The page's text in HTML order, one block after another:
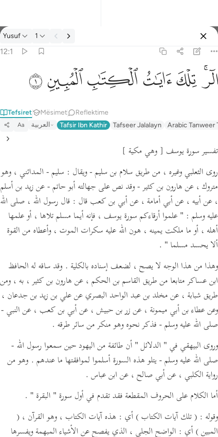
Tefsir: Yusuf 12:1
Yusuf 1
12:1
الر تلك ايات الكتاب المبين ١
الٓر ۚ تِلْكَ ءَايَـٰتُ ٱلْكِتَـٰبِ ٱلْمُبِينِ ١
ﲒﲓﲔﲕﲖﲗﲘ
Tefsiret Mësimet Reflektime
Aa العربية Tafsir Ibn Kathir Tafseer Jalalayn Arabic Tanweer
تفسير سورة يوسف [ وهي مكية ]
روى الثعلبي وغيره ، من طريق سلام بن سليم -ويقال : سليم - المدائني ، وهو
متروك ، عن هارون بن كثير - وقد نص على جهالته أبو حاتم - عن زيد بن أسلم
، عن أبيه ، عن أبي أمامة ، عن أبي بن كعب قال : قال رسول الله ، صلى الله
عليه وسلم : " علموا أرقاءكم سورة يوسف ، فإنه أيما مسلم تلاها ، أو علمها
أهله ، أو ما ملكت يمينه ، هون الله عليه سكرات الموت ، وأعطاه من القوة
ألا يحسد مسلما " .
وهذا من هذا الوجه لا يصح ، لضعف إسناده بالكلية . وقد ساقه له الحافظ
ابن عساكر متابعا من طريق القاسم بن الحكم ، عن هارون بن كثير ، به ، ومن
طريق شبابة ، عن مخلد بن عبد الواحد البصري عن علي بن زيد بن جدعان ،
وعن عطاء بن أبي ميمونة ، عن زر بن حبيش ، عن أبي بن كعب ، عن النبي -
صلى الله عليه وسلم - فذكر نحوه وهو منكر من سائر طرقه .
وروى البيهقي في " الدلائل " أن طائفة من اليهود حين سمعوا رسول الله -
صلى الله عليه وسلم - يتلو هذه السورة أسلموا لموافقتها ما عندهم . وهو من
رواية الكلبي ، عن أبي صالح ، عن ابن عباس .
أما الكلام على الحروف المقطعة فقد تقدم في أول سورة " البقرة " .
وقوله : ( تلك آيات الكتاب ) أي : هذه آيات الكتاب ، وهو القرآن ، (
المبين ) أي : الواضح الجلي ، الذي يفصح عن الأشياء المبهمة ويفسرها